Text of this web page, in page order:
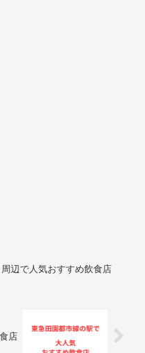
周辺で人気おすすめ飲食店
店